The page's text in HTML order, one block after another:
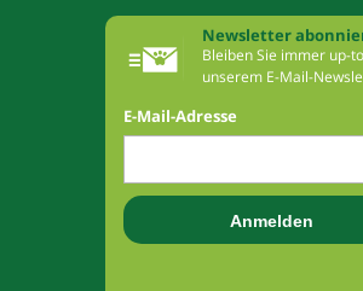
Newsletter
Bleiben Sie immer up-
unserem E-Mail-
E-Mail-Adresse